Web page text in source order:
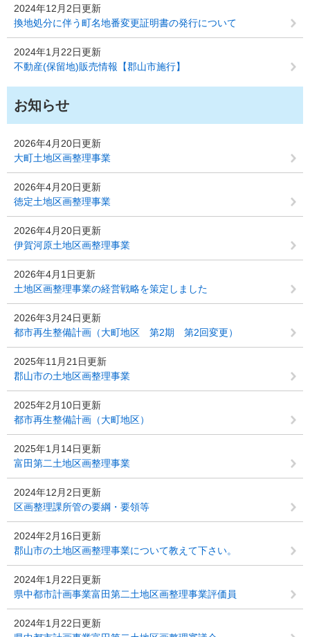
2024年12月2日更新
換地処分に伴う町名地番変更証明書の発行について
2024年1月22日更新
不動産(保留地)販売情報【郡山市施行】
お知らせ
2026年4月20日更新
大町土地区画整理事業
2026年4月20日更新
徳定土地区画整理事業
2026年4月20日更新
伊賀河原土地区画整理事業
2026年4月1日更新
土地区画整理事業の経営戦略を策定しました
2026年3月24日更新
都市再生整備計画（大町地区 第2期 第2回変更）
2025年11月21日更新
郡山市の土地区画整理事業
2025年2月10日更新
都市再生整備計画（大町地区）
2025年1月14日更新
富田第二土地区画整理事業
2024年12月2日更新
区画整理課所管の要綱・要領等
2024年2月16日更新
郡山市の土地区画整理事業について教えて下さい。
2024年1月22日更新
県中都市計画事業富田第二土地区画整理事業評価員
2024年1月22日更新